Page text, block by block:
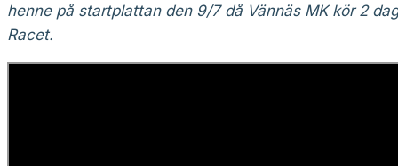
henne på startplattan den 9/7 då Vännäs MK kör 2
Racet.